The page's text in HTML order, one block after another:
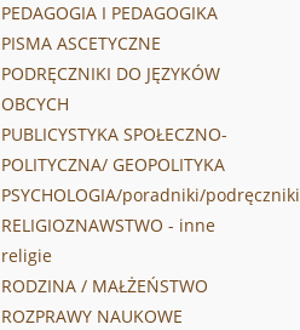
PEDAGOGIA I PEDAGOGIKA
PISMA ASCETYCZNE
PODRĘCZNIKI DO JĘZYKÓW
OBCYCH
PUBLICYSTYKA SPOŁECZNO-
POLITYCZNA/ GEOPOLITYKA
PSYCHOLOGIA/poradniki/podręczniki
RELIGIOZNAWSTWO - inne
religie
RODZINA / MAŁŻEŃSTWO
ROZPRAWY NAUKOWE